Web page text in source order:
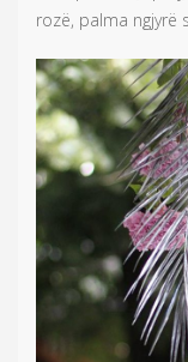
rozë, palma ngjyrë